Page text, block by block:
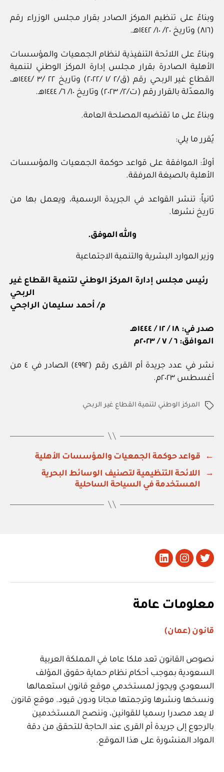
وبناءً على تنظيم المركز الصادر بقرار مجلس الوزراء رقم
(٨١٦) وتاريخ ٢٠/ ١٠/ ١٤٤٢هـ.
وبناءً على اللائحة التنفيذية لنظام الجمعيات والمؤسسات
الأهلية الصادرة بقرار مجلس إدارة المركز الوطني لتنمية
القطاع غير الربحي رقم (ق/٢ /١ /٢٠٢٢) وتاريخ ٢٢ /٣ /١٤٤٤هـ،
والمعدّلة بالقرار رقم (ت/٢/ ٢٠٢٣) وتاريخ ١٠/ ٦/ ١٤٤٤هـ.
وبناءً على ما تقتضيه المصلحة العامة.
يُقرر ما يلي:
أولاً: الموافقة على قواعد حوكمة الجمعيات والمؤسسات
الأهلية بالصيغة المرفقة.
ثانياً: تنشر القواعد في الجريدة الرسمية، ويعمل بها من
تاريخ نشرها.
والله الموفق.
وزير الموارد البشرية والتنمية الاجتماعية
رئيس مجلس إدارة المركز الوطني لتنمية القطاع غير
الربحي
م/ أحمد سليمان الراجحي
صدر في: ١٨ / ١٢ / ١٤٤٤هـ
الموافق: ٦ / ٧ / ٢٠٢٣م
نشر في عدد جريدة أم القرى رقم (٤٩٩٢) الصادر في ٤ من
أغسطس ٢٠٢٣م.
الوسومالمركز الوطني لتنمية القطاع غير الربحي
←
قواعد حوكمة الجمعيات والمؤسسات الأهلية
→
اللائحة التنظيمية لتصنيف الوسائط البحرية
المستخدمة في السياحة الساحلية
تويتر Instagram
LinkedIn
معلومات عامة
قانون (عمان)
نصوص القانون تعد ملكا عاما في المملكة العربية
السعودية بموجب أحكام نظام حماية حقوق المؤلف
السعودي ويجوز لمستخدمي موقع قانون استعمالها
ونسخها ونشرها وترجمتها مجانا ودون قيود. موقع قانون
لا يعد مصدرا رسميا للقوانين، وننصح المستخدمين
بالرجوع إلى جريدة أم القرى عند الحاجة للتحقق من دقة
المواد المنشورة على هذا الموقع.